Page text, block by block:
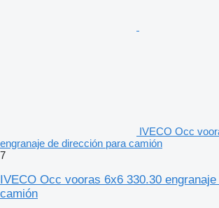
IVECO Occ
engranaje de dirección para camión
7
IVECO Occ vooras 6x6 330.30
camión